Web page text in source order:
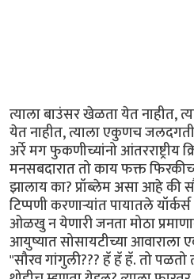
त्याला बाउंसर खेळता येत नाहीत,
येत नाहीत, त्याला एकुणच
अर्रे मग फुकणीच्यांनो आंतरराष्ट्रीय
मनसबदारात तो काय फक्त
झालाय का? प्रॉब्लेम असा आहे की
टिप्पणी करणार्‍यांत पायातले
ओळखु न येणारी जनता मोठा
आयुष्यात सोसायटीच्या आवाराला
"सौरव गांगुली??? हॅ हॅ हॅ. तो पळतो